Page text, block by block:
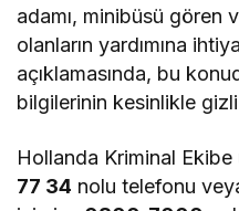
adamı, minibüsü gören
olanların yardımına
açıklamasında, bu
bilgilerinin kesinlikle
Hollanda Kriminal Ekibe
77 34 nolu telefonu